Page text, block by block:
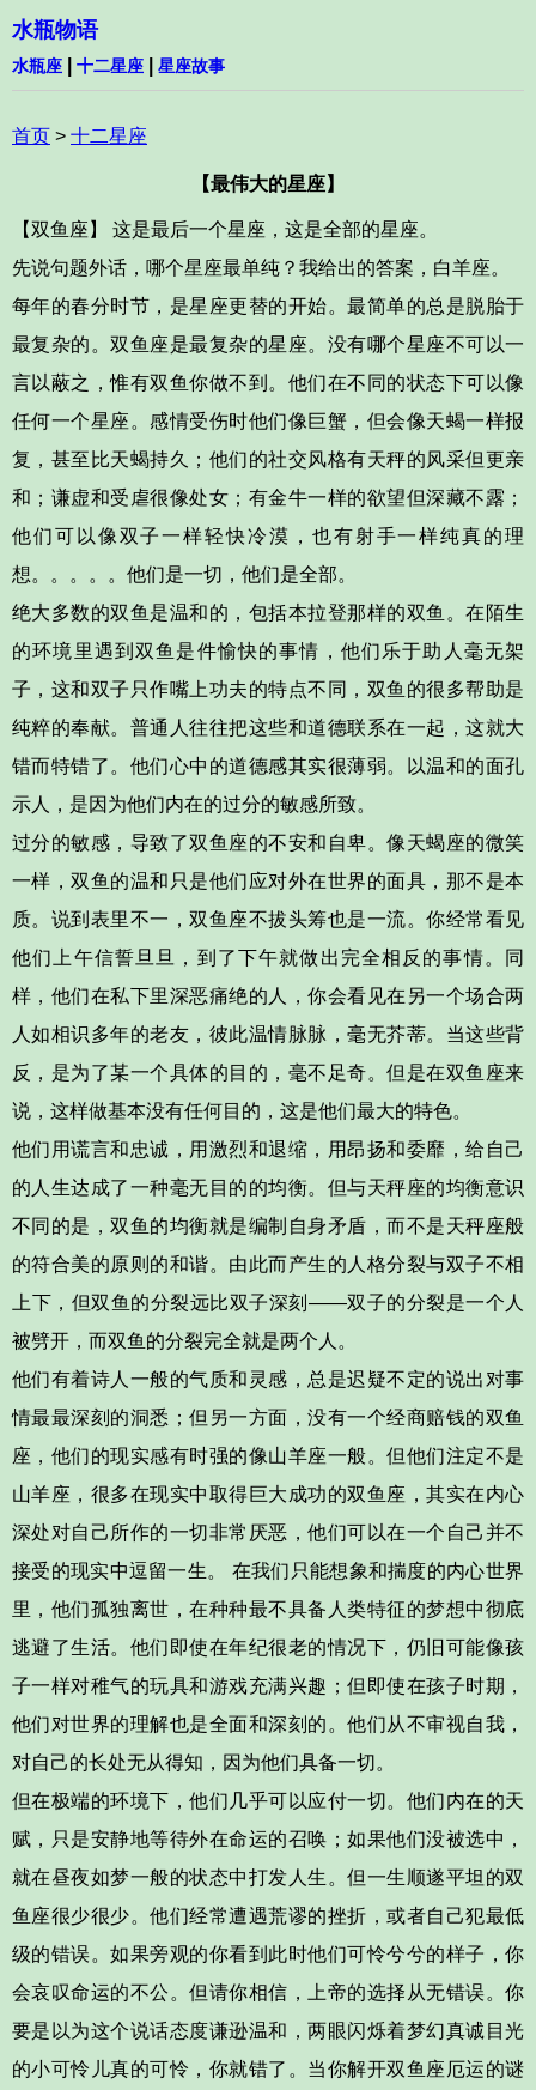
水瓶物语
水瓶座 十二星座 星座故事
首页 > 十二星座
【最伟大的星座】
【双鱼座】 这是最后一个星座，这是全部的星座。
先说句题外话，哪个星座最单纯？我给出的答案，白羊座。
每年的春分时节，是星座更替的开始。最简单的总是脱胎于
最复杂的。双鱼座是最复杂的星座。 没有哪个星座不可以一
言以蔽之，惟有双鱼你做不到。他们在不同的状态下可以像
任何一个星座。感情受伤时他们像巨蟹，但会像天蝎一样报
复，甚至比天蝎持久；他们的社交风格有天秤的风采但更亲
和；谦虚和受虐很像处女；有金牛一样的欲望但深藏不露；
他们可以像双子一样轻快冷漠，也有射手一样纯真的理
想。。。。。 他们是一切，他们是全部。
绝大多数的双鱼是温和的，包括本拉登那样的双鱼。在陌生
的环境里遇到双鱼是件愉快的事情，他们 乐于助人毫无架
子 ，这和双子只作嘴上功夫的特点不同，双鱼的很多帮助是
纯粹的奉献。普通人往往把这些和道德联系在一起，这就大
错而特错了。他们心中的道德感其实很薄弱。以温和的面孔
示人，是因为他们内在的过分的敏感所致。
过分的敏感，导致了双鱼座的不安和自卑。像天蝎座的微笑
一样，双鱼的温和只是他们应对外在世界的面具，那不是本
质。说到表里不一，双鱼座不拔头筹也是一流。你经常看见
他们上午信誓旦旦，到了下午就做出完全相反的事情。同
样，他们在私下里深恶痛绝的人，你会看见在另一个场合两
人如相识多年的老友，彼此温情脉脉，毫无芥蒂。当这些背
反，是为了某一个具体的目的，毫不足奇。但是在双鱼座来
说，这样做基本没有任何目的，这是他们最大的特色。
他们用谎言和忠诚，用激烈和退缩，用昂扬和委靡，给自己
的人生达成了一种毫无目的的均衡。但与天秤座的均衡意识
不同的是，双鱼的均衡就是编制自身矛盾 ，而不是天秤座般
的符合美的原则的和谐。由此而产生的人格分裂与双子不相
上下，但双鱼的分裂远比双子深刻——双子的分裂是一个人
被劈开，而双鱼的分裂完全就是两个人 。
他们有着诗人一般的气质和灵感，总是迟疑不定的说出对事
情最最深刻的洞悉；但另一方面，没有一个经商赔钱的双鱼
座，他们的现实感有时强的像山羊座一般。但他们注定不是
山羊座，很多在现实中取得巨大成功的双鱼座，其实在内心
深处对自己所作的一切非常厌恶，他们可以在一个自己并不
接受的现实中逗留一生。 在我们只能想象和揣度的内心世界
里，他们孤独离世，在种种最不具备人类特征的梦想中彻底
逃避了生活。 他们即使在年纪很老的情况下，仍旧可能像孩
子一样对稚气的玩具和游戏充满兴趣；但即使在孩子时期，
他们对世界的理解也是全面和深刻的。他们从不审视自我，
对自己的长处无从得知，因为他们具备一切。
但在极端的环境下，他们几乎可以应付一切。他们内在的天
赋，只是安静地等待外在命运的召唤 ；如果他们没被选中，
就在昼夜如梦一般的状态中打发人生。但一生顺遂平坦的双
鱼座很少很少。他们经常遭遇荒谬的挫折 ，或者自己犯最低
级的错误。如果旁观的你看到此时他们可怜兮兮的样子，你
会哀叹命运的不公。但请你相信，上帝的选择从无错误。你
要是以为这个说话态度谦逊温和，两眼闪烁着梦幻真诚目光
的小可怜儿真的可怜，你就错了。当你解开双鱼座厄运的谜